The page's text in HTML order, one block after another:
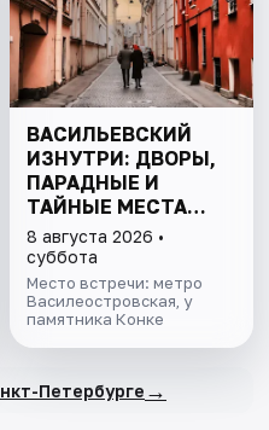
ВАСИЛЬЕВСКИЙ
ИЗНУТРИ: ДВОРЫ,
ПАРАДНЫЕ И
ТАЙНЫЕ МЕСТА
ОСТРОВА
8 августа 2026 •
суббота
Место встречи: метро
Василеостровская, у
памятника Конке
Петербурге →